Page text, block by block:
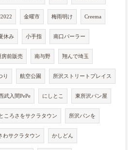
金曜市 梅雨明け Creema
休み 小手指 南口パーラー
房前販売 南与野 翔んで埼玉
り 航空公園 所沢ストリートプレイス
武入間PePe にしとこ 東所沢パン屋
ところさをサクラタウン 所沢パンを
わサクラタウン かしどん